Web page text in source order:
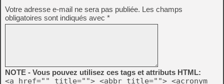
Votre adresse e-mail ne sera pas publiée. Les champs
obligatoires sont indiqués avec *
NOTE - Vous pouvez utilisez ces tags et attributs HTML:
<a href="" title=""> <abbr title=""> <acronym